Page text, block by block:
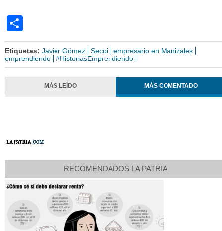
Etiquetas: Javier Gómez Secoi
empresario en Manizales
emprendiendo
#HistoriasEmprendiendo
MÁS LEÍDO MÁS COMENTADO
RECOMENDADOS LA PATRIA